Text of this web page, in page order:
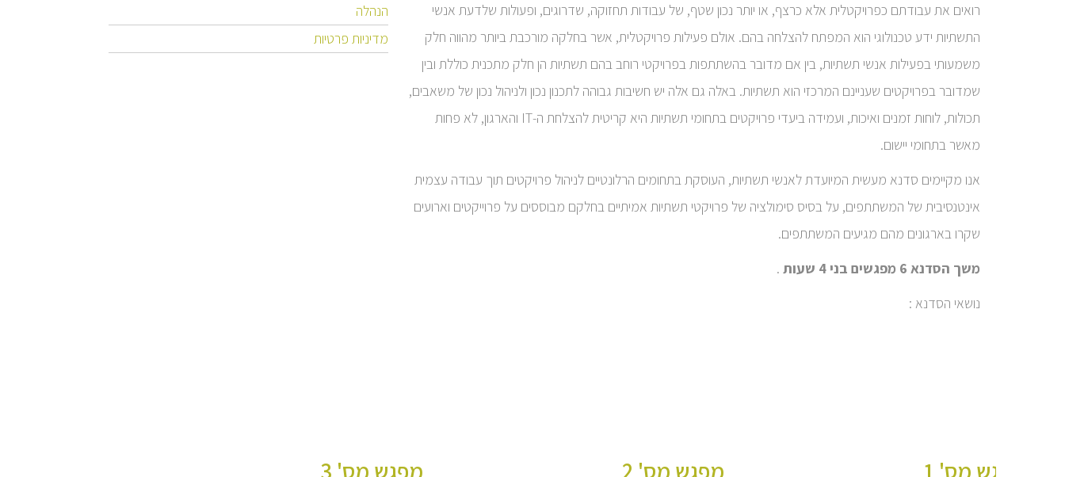
רואים את עבודתם כפרויקטלית אלא כרצף, או יותר נכון שטף, של עבודות תחזוקה, שדרוגים, ופעולות שלדעת אנשי
התשתיות ידע טכנולוגי הוא המפתח להצלחה בהם. אולם פעילות פרויקטלית, אשר בחלקה מורכבת ביותר מהווה חלק
משמעותי בפעילות אנשי תשתיות, בין אם מדובר בהשתתפות בפרויקטי רוחב בהם תשתיות הן חלק מתכנית כוללת ובין
שמדובר בפרויקטים שעניינם המרכזי הוא תשתיות. באלה גם אלה יש חשיבות גבוהה לתכנון נכון ולניהול נכון של משאבים,
תכולות, לוחות זמנים ואיכות, ועמידה ביעדי פרויקטים בתחומי תשתיות היא קריטית להצלחת ה-IT והארגון, לא פחות
מאשר בתחומי יישום.
אנו מקיימים סדנא מעשית המיועדת לאנשי תשתיות, העוסקת בתחומים הרלונטיים לניהול פרויקטים תוך עבודה עצמית
אינטנסיבית של המשתתפים, על בסיס סימולציה של פרויקטי תשתיות אמיתיים בחלקם מבוססים על פרוייקטים וארועים
שקרו בארגונים מהם מגיעים המשתתפים.
משך הסדנא 6 מפגשים בני 4 שעות
.
נושאי הסדנא :
הנהלה
מדיניות פרטיות
מפגש מס' 1 מפגש מס' 2 מפגש מס' 3